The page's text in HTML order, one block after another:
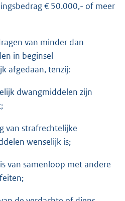
€ 50.000,- of meer
van minder dan
in beginsel
afgedaan, tenzij:
dwangmiddelen zijn
van strafrechtelijke
wenselijk is;
van samenloop met andere